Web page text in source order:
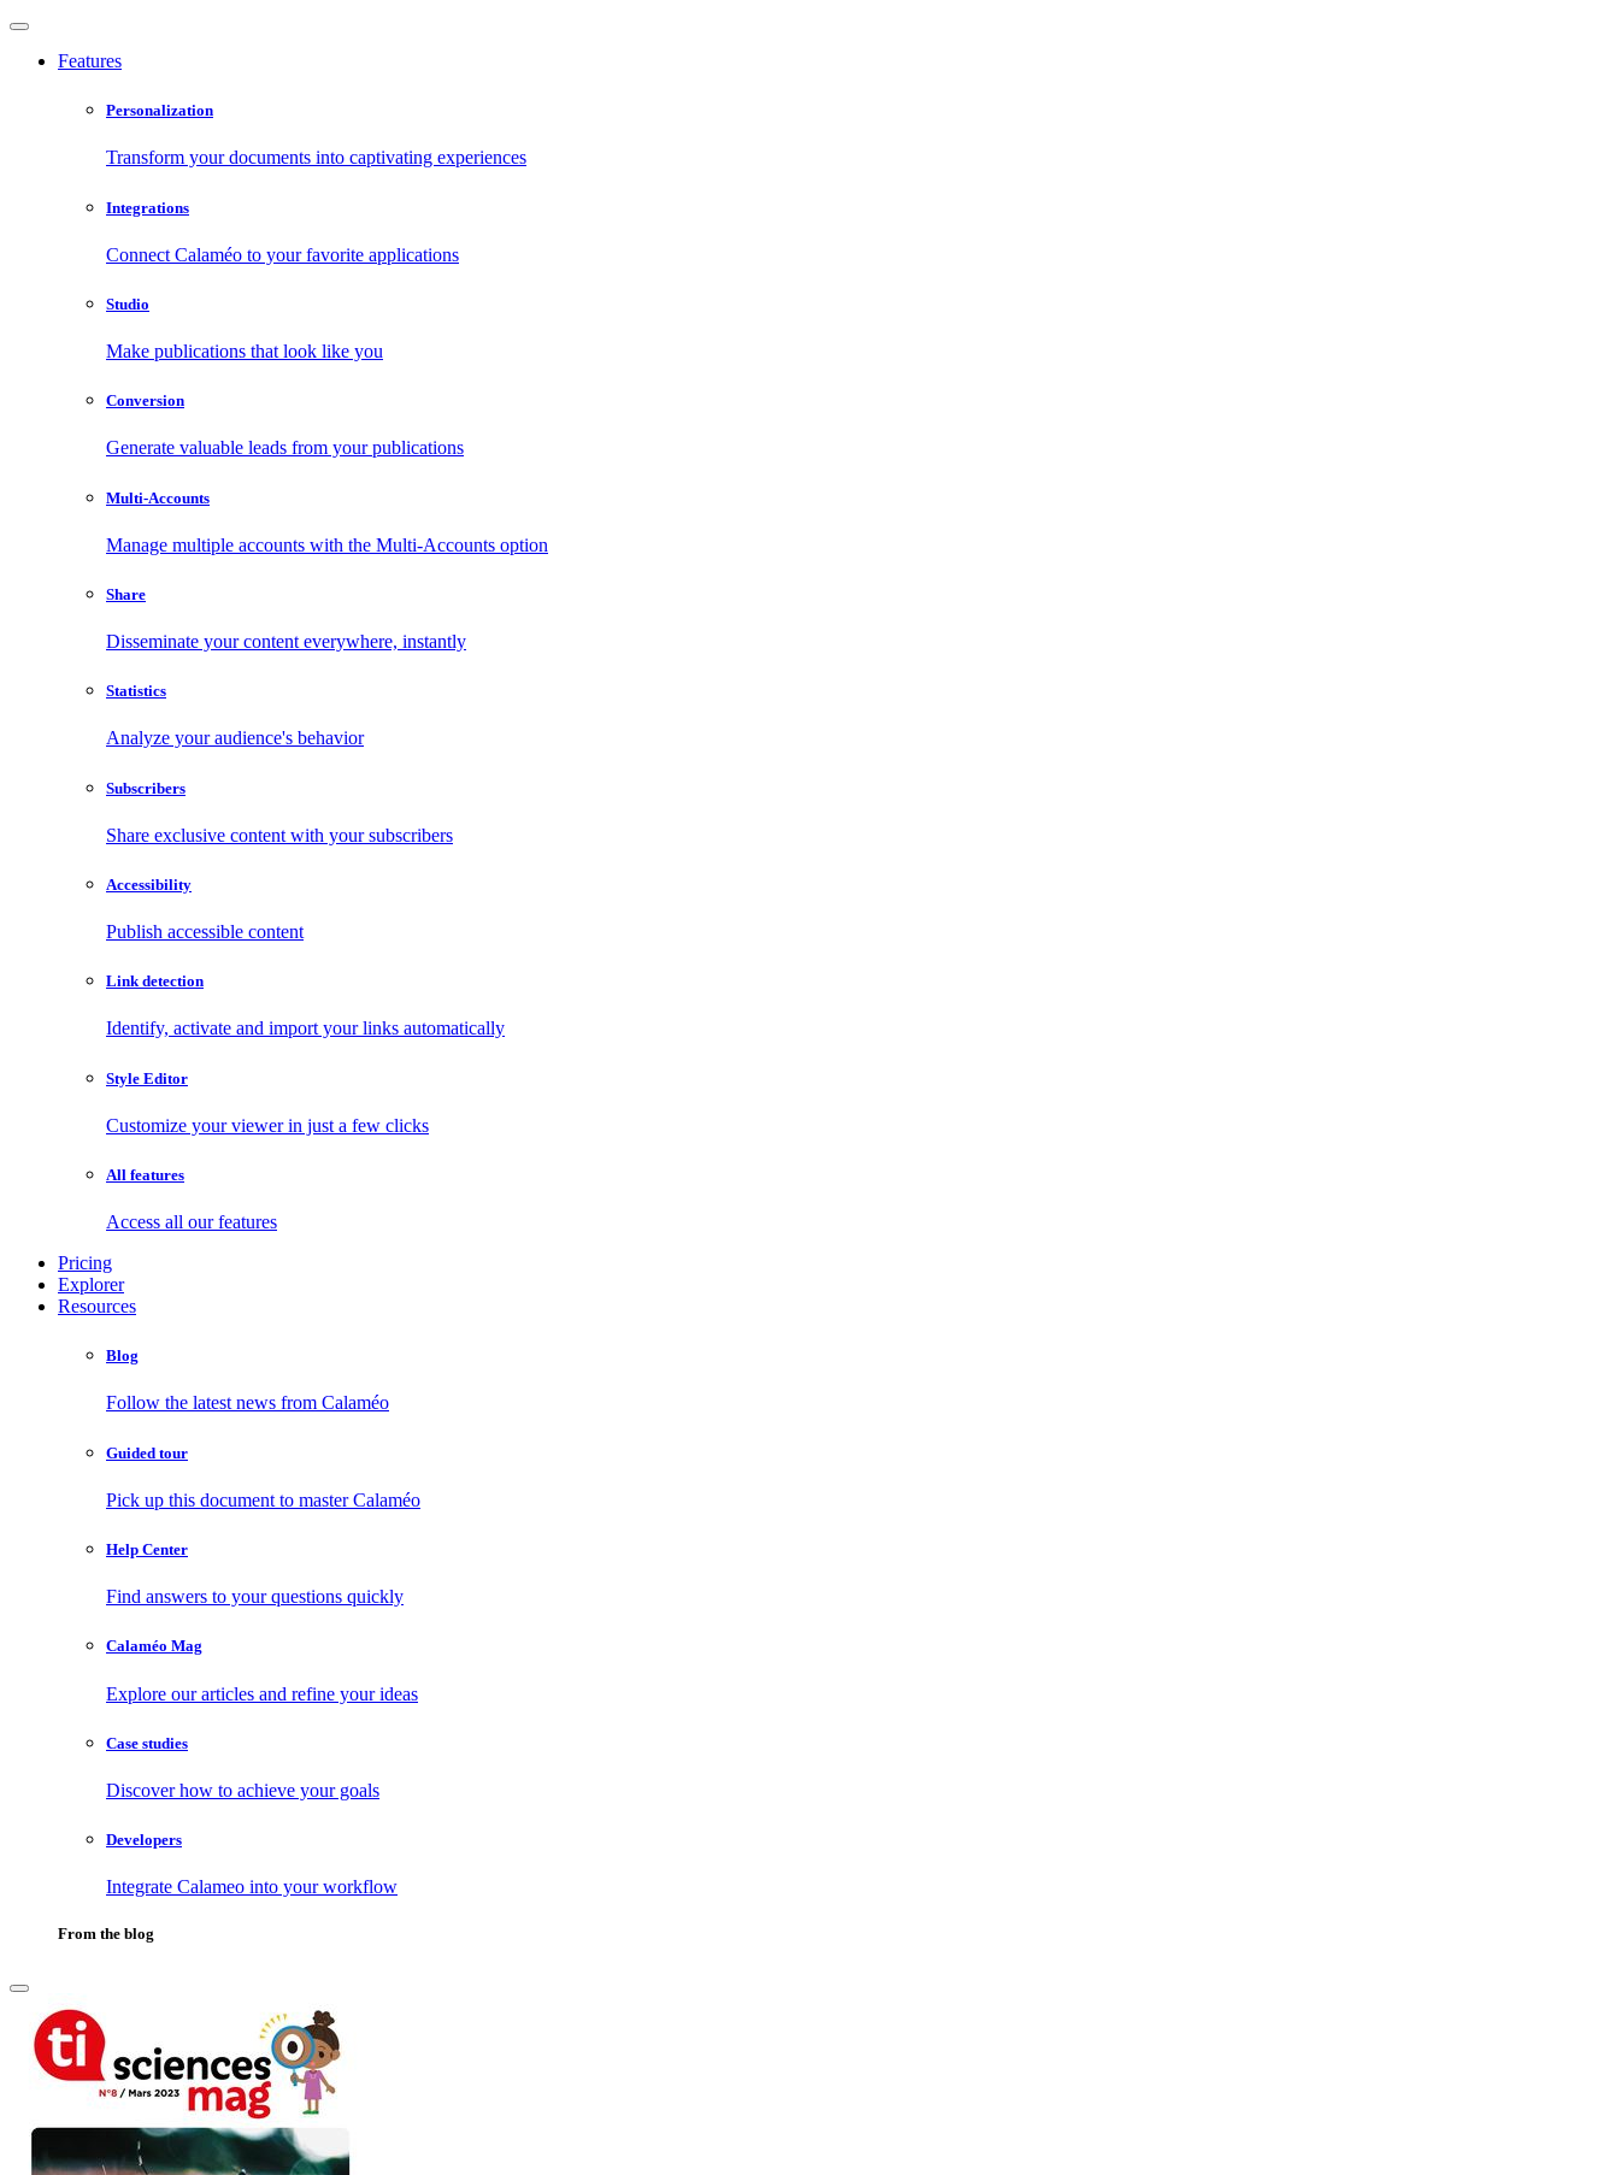
Features
Personalization
Transform your documents into captivating experiences
Integrations
Connect Calaméo to your favorite applications
Studio
Make publications that look like you
Conversion
Generate valuable leads from your publications
Multi-Accounts
Manage multiple accounts with the Multi-Accounts option
Share
Disseminate your content everywhere, instantly
Statistics
Analyze your audience's behavior
Subscribers
Share exclusive content with your subscribers
Accessibility
Publish accessible content
Link detection
Identify, activate and import your links automatically
Style Editor
Customize your viewer in just a few clicks
All features
Access all our features
Pricing
Explorer
Resources
Blog
Follow the latest news from Calaméo
Guided tour
Pick up this document to master Calaméo
Help Center
Find answers to your questions quickly
Calaméo Mag
Explore our articles and refine your ideas
Case studies
Discover how to achieve your goals
Developers
Integrate Calameo into your workflow
From the blog